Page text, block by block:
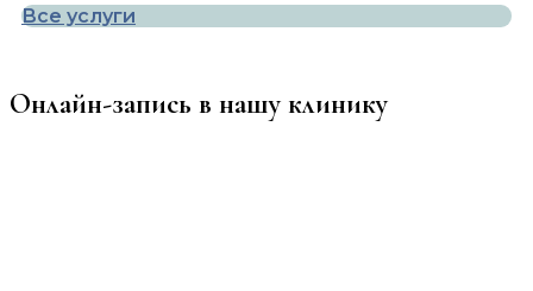
Все услуги
Онлайн-запись в нашу клинику